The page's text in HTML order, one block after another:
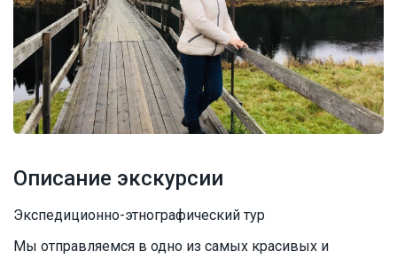
Описание экскурсии
Экспедиционно-этнографический тур
Мы отправляемся в одно из самых красивых и